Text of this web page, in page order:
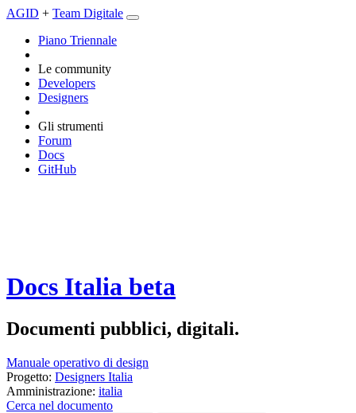
AGID + Team Digitale
Piano Triennale
Le community
Developers
Designers
Gli strumenti
Forum
Docs
GitHub
Docs Italia beta
Documenti pubblici, digitali.
Manuale operativo di design
Progetto: Designers Italia
Amministrazione: italia
Cerca nel documento